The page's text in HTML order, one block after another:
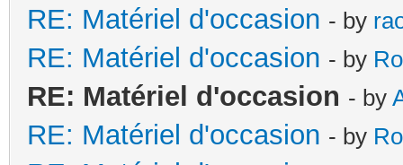
RE: Matériel d'occasion - by
RE: Matériel d'occasion - by
RE: Matériel d'occasion - by
RE: Matériel d'occasion - by